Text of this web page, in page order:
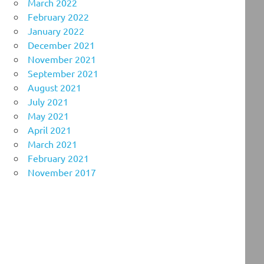
February 2022
January 2022
December 2021
November 2021
September 2021
August 2021
July 2021
May 2021
April 2021
March 2021
February 2021
November 2017